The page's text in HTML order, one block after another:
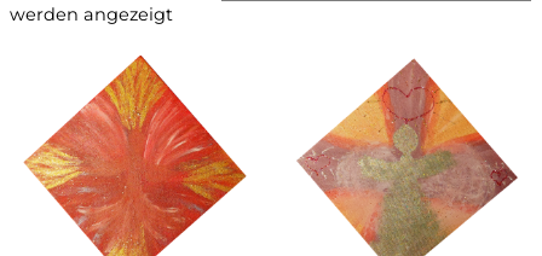
werden angezeigt